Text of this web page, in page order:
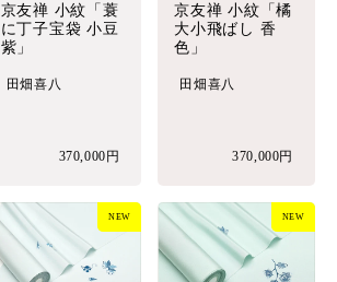
京友禅 小紋「蓑
に丁子宝袋 小豆
紫」
田畑喜八
370,000円
京友禅 小紋「橘
大小飛ばし 香
色」
田畑喜八
370,000円
NEW NEW